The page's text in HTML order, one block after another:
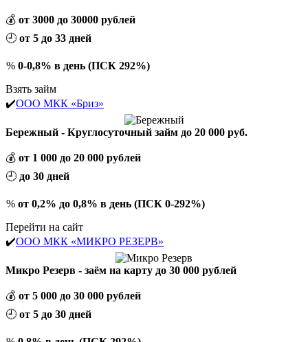
💰 от 3000 до 30000 рублей
🕘 от 5 до 33 дней
% 0-0,8% в день (ПСК 292%)
Взять займ
✔️ООО МКК «Бриз»
Бережный - Круглосуточный займ до 20 000 руб.
💰 от 1 000 до 20 000 рублей
🕘 до 30 дней
% от 0,2% до 0,8% в день (ПСК 0-292%)
Перейти на сайт
✔️ООО МКК «МИКРО РЕЗЕРВ»
Микро Резерв - заём на карту до 30 000 рублей
💰 от 5 000 до 30 000 рублей
🕘 от 5 до 30 дней